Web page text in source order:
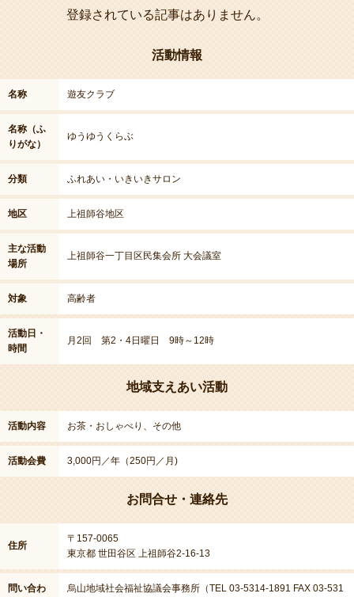
登録されている記事はありません。
活動情報
名称 遊友クラブ
名称（ふ
りがな）
ゆうゆうくらぶ
分類 ふれあい・いきいきサロン
地区 上祖師谷地区
主な活動
場所
上祖師谷一丁目区民集会所 大会議室
対象 高齢者
活動日・
時間
月2回 第2・4日曜日 9時～12時
地域支えあい活動
活動内容 お茶・おしゃべり、その他
活動会費 3,000円／年（250円／月)
お問合せ・連絡先
住所
〒157-0065
東京都 世田谷区 上祖師谷2-16-13
問い合わ
烏山地域社会福祉協議会事務所（TEL 03-5314-1891 FAX 03-531